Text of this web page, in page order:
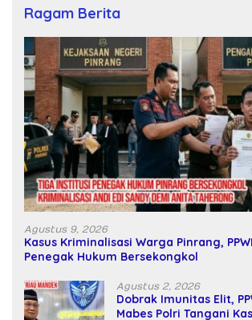
Ragam Berita
Agustus 9, 2026
Kasus Kriminalisasi Warga Pinrang,
Penegak Hukum Bersekongkol
Agustus 2, 2026
Dobrak Imunitas Elit,
Mabes Polri Tangani